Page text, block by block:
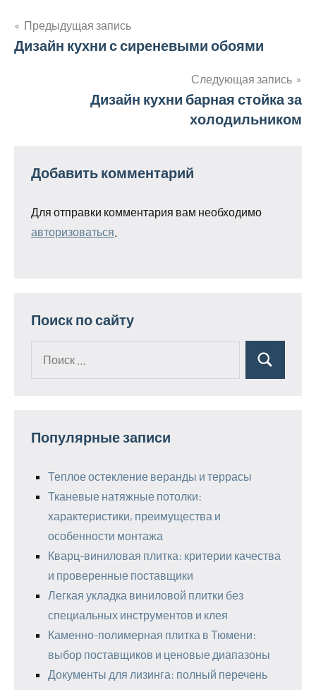
Навигация
записям
Предыдущая запись
Дизайн кухни с сиреневыми обоями
Следующая запись
Дизайн кухни барная стойка за
холодильником
Добавить комментарий
Для отправки комментария вам необходимо
авторизоваться
Поиск по сайту
Поиск
Популярные записи
Теплое остекление веранды и террасы
Тканевые натяжные потолки:
характеристики, преимущества и
особенности монтажа
Кварц-виниловая плитка: критерии качества
и проверенные поставщики
Легкая укладка виниловой плитки без
специальных инструментов и клея
Каменно-полимерная плитка в Тюмени:
выбор поставщиков и ценовые диапазоны
Документы для лизинга: полный перечень